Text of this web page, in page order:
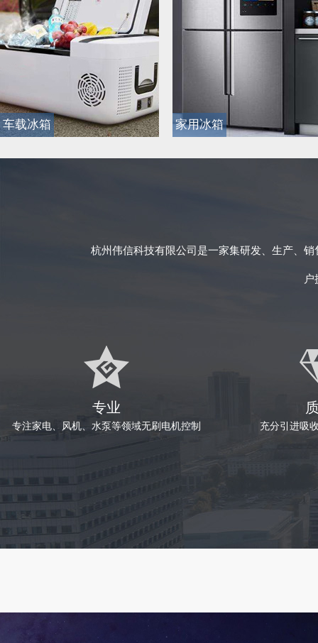
车载冰箱 家用冰箱
杭州伟信科技有限公司是一家集研发、生产、
专业
专注家电、风机、水泵等领域无刷电机控制 充分引进吸